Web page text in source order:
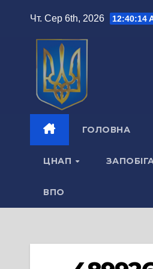
Чт. Сер 6th, 2026 12:40:15
ГОЛОВНА
ЦНАП
ВПО